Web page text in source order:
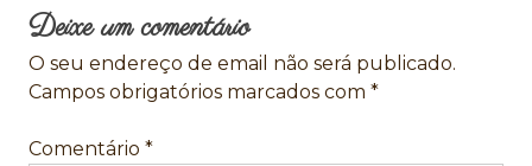
Deixe um comentário
O seu endereço de email não será publicado.
Campos obrigatórios marcados com *
Comentário *